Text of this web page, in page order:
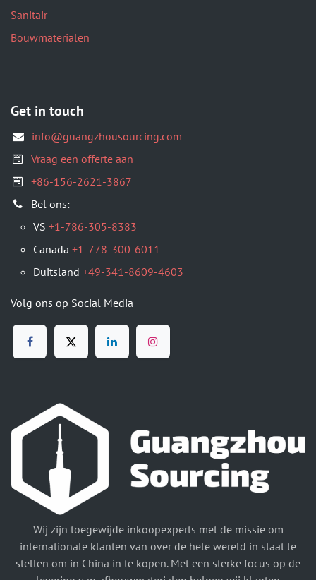
Sanitair
Bouwmaterialen
Get in touch
info@guangzhousourcing.com
Vraag een offerte aan
+86-156-2621-3867
​Bel ons:
VS +1-786-305-8383
Canada +1-778-300-6011
Duitsland +49-341-8609-4603
Volg ons op Social Media
Wij zijn toegewijde inkoopexperts met de missie om
internationale klanten van over de hele wereld in staat te
stellen om in China in te kopen. Met een sterke focus op de